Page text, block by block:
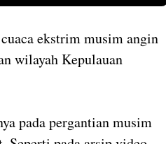
ekstrim musim angin
wilayah Kepulauan
pada pergantian musim